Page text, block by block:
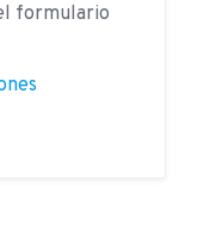
formulario